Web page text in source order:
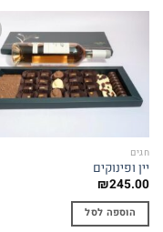
חגים
יין ופינוקים
₪245.00
הוספה לסל